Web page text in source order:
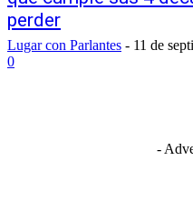
perder
Lugar con Parlantes - 11 de
0
-